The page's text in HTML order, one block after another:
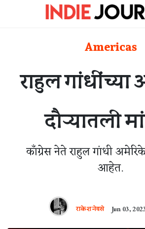
Americas
राहुल गांधींच्या
दौऱ्यातली
काँग्रेस नेते राहुल गांधी
आहेत.
राकेश नेवसे Jun 03,